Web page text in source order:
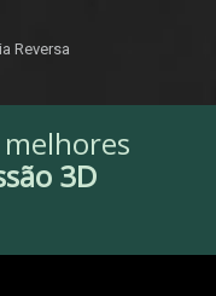
3D
Reversa